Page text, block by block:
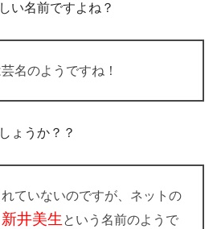
い名前ですよね？
名のようですね！
ょうか？？
ていないのですが、ネットの
新井美生 という名前のようで